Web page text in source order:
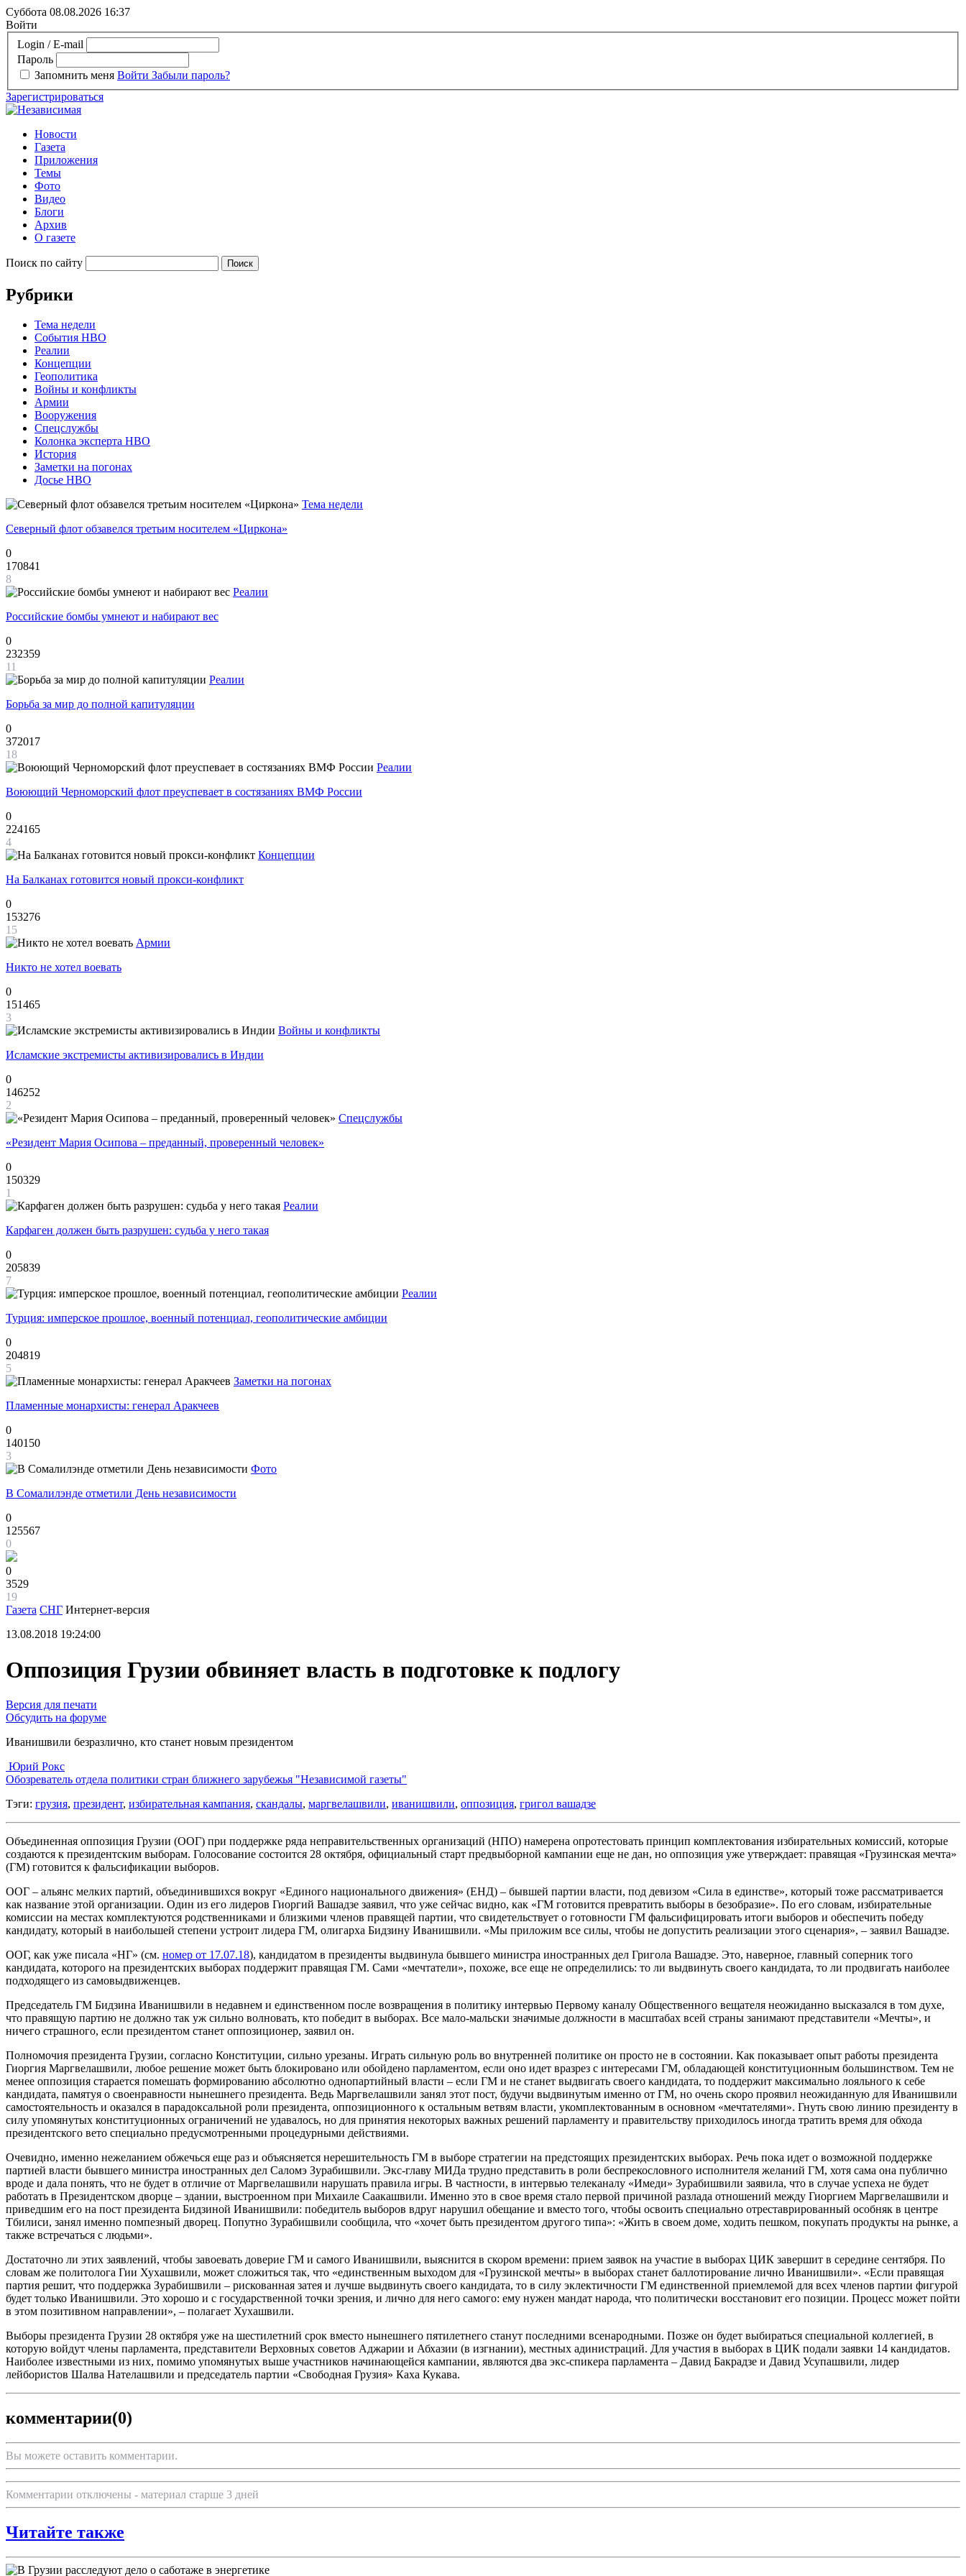
Суббота 08.08.2026 16:37
Войти
Login / E-mail
Пароль
Запомнить меня Войти Забыли пароль?
Зарегистрироваться
Новости
Газета
Приложения
Темы
Фото
Видео
Блоги
Архив
О газете
Поиск по сайту
Рубрики
Тема недели
События НВО
Реалии
Концепции
Геополитика
Войны и конфликты
Армии
Вооружения
Спецслужбы
Колонка эксперта НВО
История
Заметки на погонах
Досье НВО
Тема недели
Северный флот обзавелся третьим носителем «Циркона»
0
170841
8
Реалии
Российские бомбы умнеют и набирают вес
0
232359
11
Реалии
Борьба за мир до полной капитуляции
0
372017
18
Реалии
Воюющий Черноморский флот преуспевает в состязаниях ВМФ России
0
224165
4
Концепции
На Балканах готовится новый прокси-конфликт
0
153276
15
Армии
Никто не хотел воевать
0
151465
3
Войны и конфликты
Исламские экстремисты активизировались в Индии
0
146252
2
Спецслужбы
«Резидент Мария Осипова – преданный, проверенный человек»
0
150329
1
Реалии
Карфаген должен быть разрушен: судьба у него такая
0
205839
7
Реалии
Турция: имперское прошлое, военный потенциал, геополитические амбиции
0
204819
5
Заметки на погонах
Пламенные монархисты: генерал Аракчеев
0
140150
3
Фото
В Сомалилэнде отметили День независимости
0
125567
0
0
3529
19
Газета СНГ Интернет-версия
13.08.2018 19:24:00
Оппозиция Грузии обвиняет власть в подготовке к подлогу
Версия для печати
Обсудить на форуме
Иванишвили безразлично, кто станет новым президентом
Юрий Рокс
Обозреватель отдела политики стран ближнего зарубежья "Независимой газеты"
Тэги: грузия, президент, избирательная кампания, скандалы, маргвелашвили, иванишвили, оппозиция, григол вашадзе
Объединенная оппозиция Грузии (ООГ) при поддержке ряда неправительственных организаций (НПО) намерена опротестовать принцип комплектования избирательных комиссий, которые
создаются к президентским выборам. Голосование состоится 28 октября, официальный старт предвыборной кампании еще не дан, но оппозиция уже утверждает: правящая «Грузинская мечта»
(ГМ) готовится к фальсификации выборов.
ООГ – альянс мелких партий, объединившихся вокруг «Единого национального движения» (ЕНД) – бывшей партии власти, под девизом «Сила в единстве», который тоже рассматривается
как название этой организации. Один из его лидеров Гиоргий Вашадзе заявил, что уже сейчас видно, как «ГМ готовится превратить выборы в безобразие». По его словам, избирательные
комиссии на местах комплектуются родственниками и близкими членов правящей партии, что свидетельствует о готовности ГМ фальсифицировать итоги выборов и обеспечить победу
кандидату, который в наибольшей степени устроит лидера ГМ, олигарха Бидзину Иванишвили. «Мы приложим все силы, чтобы не допустить реализации этого сценария», – заявил Вашадзе.
ООГ, как уже писала «НГ» (см. номер от 17.07.18), кандидатом в президенты выдвинула бывшего министра иностранных дел Григола Вашадзе. Это, наверное, главный соперник того
кандидата, которого на президентских выборах поддержит правящая ГМ. Сами «мечтатели», похоже, все еще не определились: то ли выдвинуть своего кандидата, то ли продвигать наиболее
подходящего из самовыдвиженцев.
Председатель ГМ Бидзина Иванишвили в недавнем и единственном после возвращения в политику интервью Первому каналу Общественного вещателя неожиданно высказался в том духе,
что правящую партию не должно так уж сильно волновать, кто победит в выборах. Все мало-мальски значимые должности в масштабах всей страны занимают представители «Мечты», и
ничего страшного, если президентом станет оппозиционер, заявил он.
Полномочия президента Грузии, согласно Конституции, сильно урезаны. Играть сильную роль во внутренней политике он просто не в состоянии. Как показывает опыт работы президента
Гиоргия Маргвелашвили, любое решение может быть блокировано или обойдено парламентом, если оно идет вразрез с интересами ГМ, обладающей конституционным большинством. Тем не
менее оппозиция старается помешать формированию абсолютно однопартийный власти – если ГМ и не станет выдвигать своего кандидата, то поддержит максимально лояльного к себе
кандидата, памятуя о своенравности нынешнего президента. Ведь Маргвелашвили занял этот пост, будучи выдвинутым именно от ГМ, но очень скоро проявил неожиданную для Иванишвили
самостоятельность и оказался в парадоксальной роли президента, оппозиционного к остальным ветвям власти, укомплектованным в основном «мечтателями». Гнуть свою линию президенту в
силу упомянутых конституционных ограничений не удавалось, но для принятия некоторых важных решений парламенту и правительству приходилось иногда тратить время для обхода
президентского вето специально предусмотренными процедурными действиями.
Очевидно, именно нежеланием обжечься еще раз и объясняется нерешительность ГМ в выборе стратегии на предстоящих президентских выборах. Речь пока идет о возможной поддержке
партией власти бывшего министра иностранных дел Саломэ Зурабишвили. Экс-главу МИДа трудно представить в роли беспрекословного исполнителя желаний ГМ, хотя сама она публично
вроде и дала понять, что не будет в отличие от Маргвелашвили нарушать правила игры. В частности, в интервью телеканалу «Имеди» Зурабишвили заявила, что в случае успеха не будет
работать в Президентском дворце – здании, выстроенном при Михаиле Саакашвили. Именно это в свое время стало первой причиной разлада отношений между Гиоргием Маргвелашвили и
приведшим его на пост президента Бидзиной Иванишвили: победитель выборов вдруг нарушил обещание и вместо того, чтобы освоить специально отреставрированный особняк в центре
Тбилиси, занял именно помпезный дворец. Попутно Зурабишвили сообщила, что «хочет быть президентом другого типа»: «Жить в своем доме, ходить пешком, покупать продукты на рынке, а
также встречаться с людьми».
Достаточно ли этих заявлений, чтобы завоевать доверие ГМ и самого Иванишвили, выяснится в скором времени: прием заявок на участие в выборах ЦИК завершит в середине сентября. По
словам же политолога Гии Хухашвили, может сложиться так, что «единственным выходом для «Грузинской мечты» в выборах станет баллотирование лично Иванишвили». «Если правящая
партия решит, что поддержка Зурабишвили – рискованная затея и лучше выдвинуть своего кандидата, то в силу эклектичности ГМ единственной приемлемой для всех членов партии фигурой
будет только Иванишвили. Это хорошо и с государственной точки зрения, и лично для него самого: ему нужен мандат народа, что политически восстановит его позиции. Процесс может пойти
в этом позитивном направлении», – полагает Хухашвили.
Выборы президента Грузии 28 октября уже на шестилетний срок вместо нынешнего пятилетнего станут последними всенародными. Позже он будет выбираться специальной коллегией, в
которую войдут члены парламента, представители Верховных советов Аджарии и Абхазии (в изгнании), местных адинистраций. Для участия в выборах в ЦИК подали заявки 14 кандидатов.
Наиболее известными из них, помимо упомянутых выше участников начинающейся кампании, являются два экс-спикера парламента – Давид Бакрадзе и Давид Усупашвили, лидер
лейбористов Шалва Нателашвили и председатель партии «Свободная Грузия» Каха Кукава.
комментарии(0)
Вы можете оставить комментарии.
Комментарии отключены - материал старше 3 дней
Читайте также